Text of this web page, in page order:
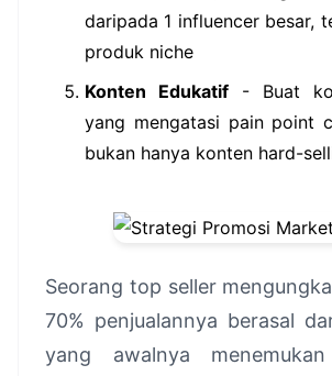
daripada 1 influencer besar,
produk niche
Konten Edukatif - Buat
yang mengatasi pain point
bukan hanya konten hard-
Seorang top seller
70% penjualannya berasal
yang awalnya